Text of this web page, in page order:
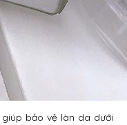
giúp bảo vệ làn da dưới